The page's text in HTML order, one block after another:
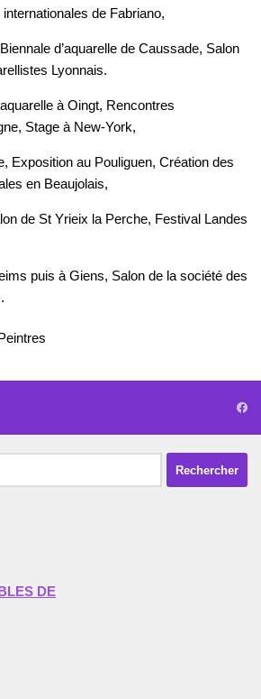
de Fabriano,
d’aquarelle de Caussade, Salon
Lyonnais.
à Oingt, Rencontres
Stage à New-York,
Exposition au Pouliguen, Création des
en Beaujolais,
de St Yrieix la Perche, Festival Landes
puis à Giens, Salon de la société des
DE